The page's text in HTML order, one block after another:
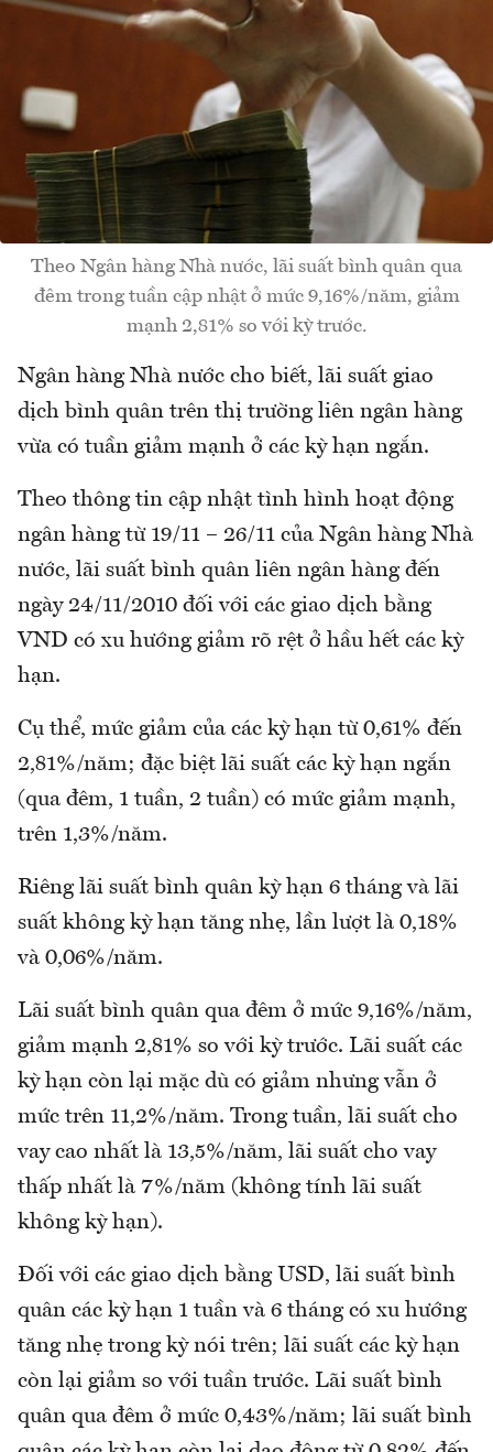
Theo Ngân hàng Nhà nước, lãi suất bình quân qua
đêm trong tuần cập nhật ở mức 9,16%/năm, giảm
mạnh 2,81% so với kỳ trước.
Ngân hàng Nhà nước cho biết, lãi suất giao
dịch bình quân trên thị trường liên ngân hàng
vừa có tuần giảm mạnh ở các kỳ hạn ngắn.
Theo thông tin cập nhật tình hình hoạt động
ngân hàng từ 19/11 – 26/11 của Ngân hàng Nhà
nước, lãi suất bình quân liên ngân hàng đến
ngày 24/11/2010 đối với các giao dịch bằng
VND có xu hướng giảm rõ rệt ở hầu hết các kỳ
hạn.
Cụ thể, mức giảm của các kỳ hạn từ 0,61% đến
2,81%/năm; đặc biệt lãi suất các kỳ hạn ngắn
(qua đêm, 1 tuần, 2 tuần) có mức giảm mạnh,
trên 1,3%/năm.
Riêng lãi suất bình quân kỳ hạn 6 tháng và lãi
suất không kỳ hạn tăng nhẹ, lần lượt là 0,18%
và 0,06%/năm.
Lãi suất bình quân qua đêm ở mức 9,16%/năm,
giảm mạnh 2,81% so với kỳ trước. Lãi suất các
kỳ hạn còn lại mặc dù có giảm nhưng vẫn ở
mức trên 11,2%/năm. Trong tuần, lãi suất cho
vay cao nhất là 13,5%/năm, lãi suất cho vay
thấp nhất là 7%/năm (không tính lãi suất
không kỳ hạn).
Đối với các giao dịch bằng USD, lãi suất bình
quân các kỳ hạn 1 tuần và 6 tháng có xu hướng
tăng nhẹ trong kỳ nói trên; lãi suất các kỳ hạn
còn lại giảm so với tuần trước. Lãi suất bình
quân qua đêm ở mức 0,43%/năm; lãi suất bình